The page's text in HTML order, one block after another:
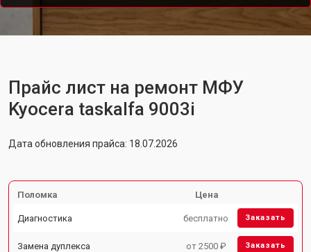
Прайс лист на ремонт МФУ
Kyocera taskalfa 9003i
Дата обновления прайса: 18.07.2026
Поломка Цена
Диагностика бесплатно Заказать
Замена дуплекса от 2500 ₽ Заказать